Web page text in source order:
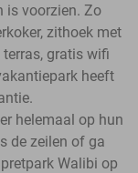
is voorzien. Zo
zithoek met
gratis wifi
heeft
helemaal op hun
de zeilen of ga
Walibi op